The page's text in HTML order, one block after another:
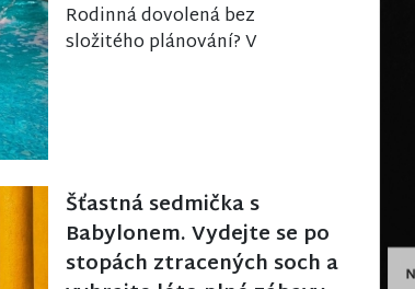
Rodinná dovolená bez
složitého plánování? V
Šťastná sedmička s
Babylonem. Vydejte se po
stopách ztracených soch a